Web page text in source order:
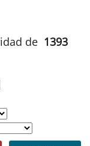
de 1393